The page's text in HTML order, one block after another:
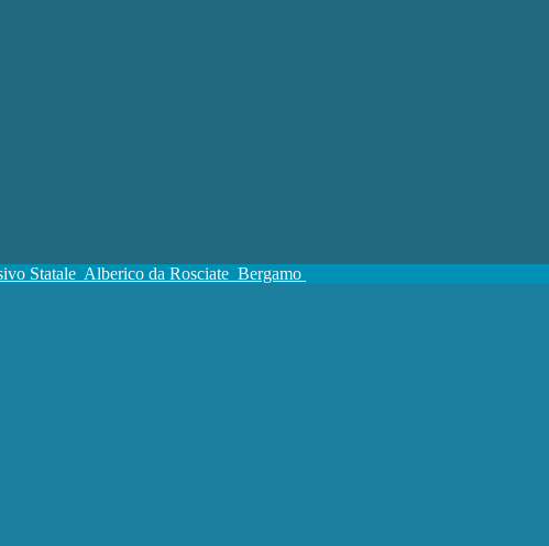
Statale Alberico da Rosciate Bergamo